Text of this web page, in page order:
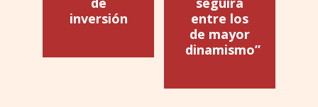
inversión
entre los
de mayor
dinamismo”